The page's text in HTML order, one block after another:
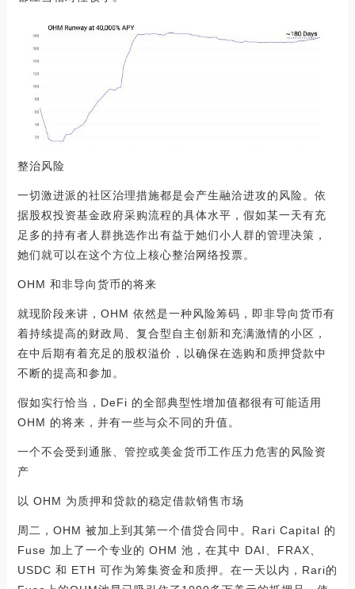
整治风险
一切激进派的社区治理措施都是会产生融洽进攻的风险。依
据股权投资基金政府采购流程的具体水平，假如某一天有充
足多的持有者人群挑选作出有益于她们小人群的管理决策，
她们就可以在这个方位上核心整治网络投票。
OHM 和非导向货币的将来
就现阶段来讲，OHM 依然是一种风险筹码，即非导向货币有
着持续提高的财政局、复合型自主创新和充满激情的小区，
在中后期有着充足的股权溢价，以确保在选购和质押贷款中
不断的提高和参加。
假如实行恰当，DeFi 的全部典型性增加值都很有可能适用
OHM 的将来，并有一些与众不同的升值。
一个不会受到通胀、管控或美金货币工作压力危害的风险资
产
以 OHM 为质押和贷款的稳定借款销售市场
周二，OHM 被加上到其第一个借贷合同中。Rari Capital 的
Fuse 加上了一个专业的 OHM 池，在其中 DAI、FRAX、
USDC 和 ETH 可作为筹集资金和质押。在一天以内，Rari的